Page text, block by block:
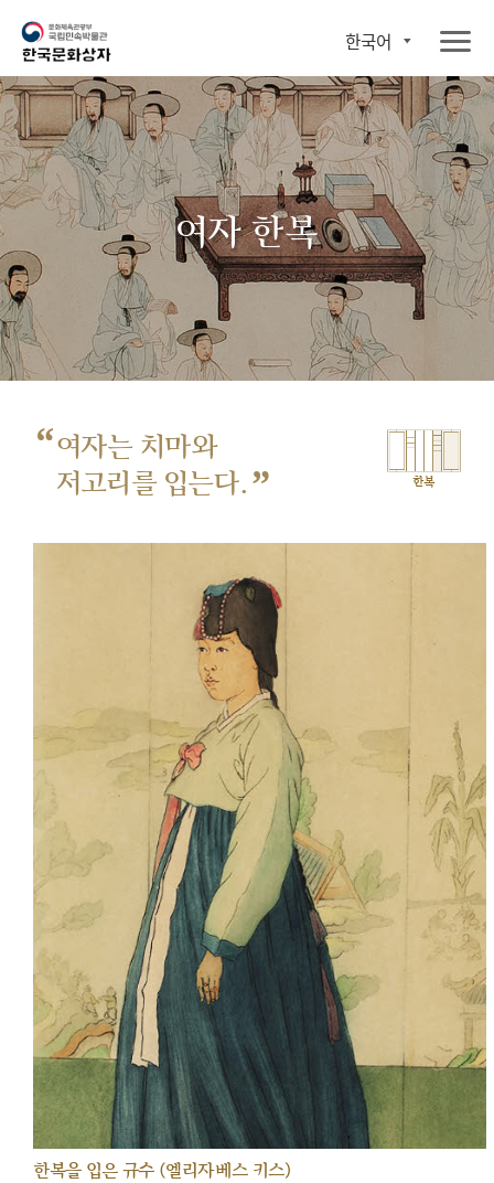
한국어
여자 한복
“여자는 치마와
저고리를 입는다. ” 한복
한복을 입은 규수 (엘리자베스 키스)